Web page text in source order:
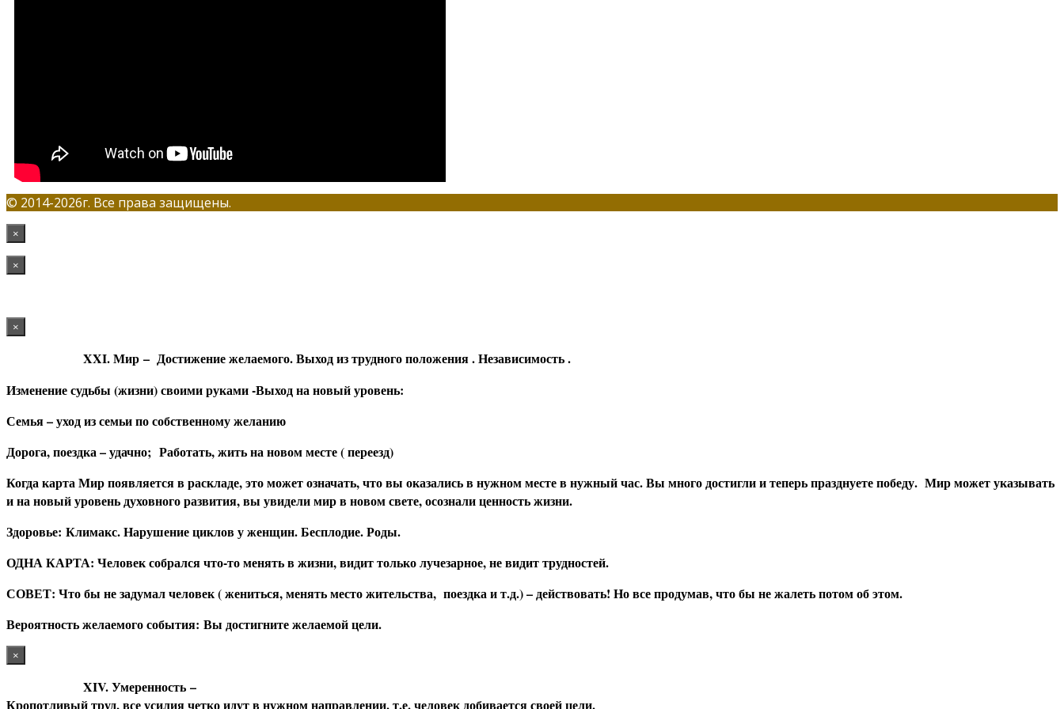
© 2014-2026г. Все права защищены.
×
×
×
XXI. Мир – Достижение желаемого. Выход из трудного положения . Независимость .
Изменение судьбы (жизни) своими руками -Выход на новый уровень:
Семья – уход из семьи по собственному желанию
Дорога, поездка – удачно; Работать, жить на новом месте ( переезд)
Когда карта Мир появляется в раскладе, это может означать, что вы оказались в нужном месте в нужный час. Вы много достигли и теперь празднуете победу. Мир может указывать
и на новый уровень духовного развития, вы увидели мир в новом свете, осознали ценность жизни.
Здоровье: Климакс. Нарушение циклов у женщин. Бесплодие. Роды.
ОДНА КАРТА: Человек собрался что-то менять в жизни, видит только лучезарное, не видит трудностей.
СОВЕТ: Что бы не задумал человек ( жениться, менять место жительства, поездка и т.д.) – действовать! Но все продумав, что бы не жалеть потом об этом.
Вероятность желаемого события: Вы достигните желаемой цели.
×
XIV. Умеренность –
Кропотливый труд, все усилия четко идут в нужном направлении. т.е. человек добивается своей цели.